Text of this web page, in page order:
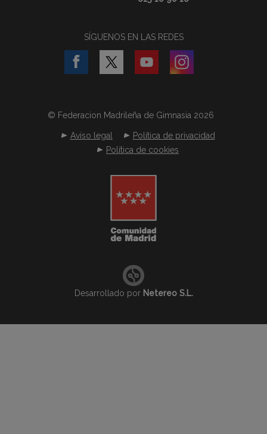
SÍGUENOS EN LAS REDES
© Federacion Madrileña de Gimnasia 2026
Aviso legal
Política de privacidad
Política de cookies
Desarrollado por Netereo S.L.